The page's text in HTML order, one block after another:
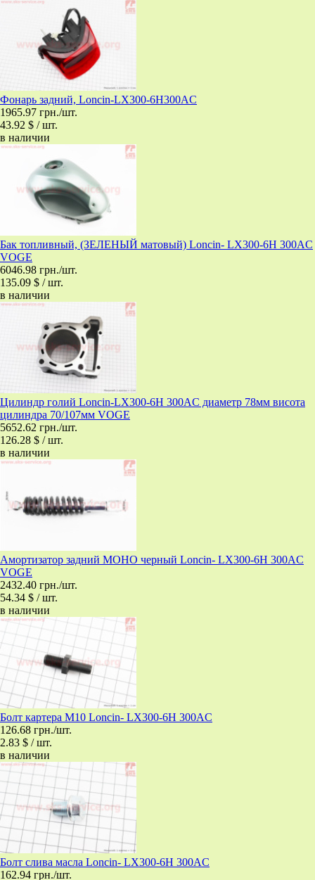
Фонарь задний, Loncin-LX300-6H300AC
1965.97 грн./шт.
43.92 $ / шт.
в наличии
Бак топливный, (ЗЕЛЕНЫЙ матовый) Loncin- LX300-6H 300AC
VOGE
6046.98 грн./шт.
135.09 $ / шт.
в наличии
Цилиндр голий Loncin-LX300-6H 300AC диаметр 78мм висота
цилиндра 70/107мм VOGE
5652.62 грн./шт.
126.28 $ / шт.
в наличии
Амортизатор задний МОНО черный Loncin- LX300-6H 300AC
VOGE
2432.40 грн./шт.
54.34 $ / шт.
в наличии
Болт картера М10 Loncin- LX300-6H 300AC
126.68 грн./шт.
2.83 $ / шт.
в наличии
Болт слива масла Loncin- LX300-6H 300AC
162.94 грн./шт.